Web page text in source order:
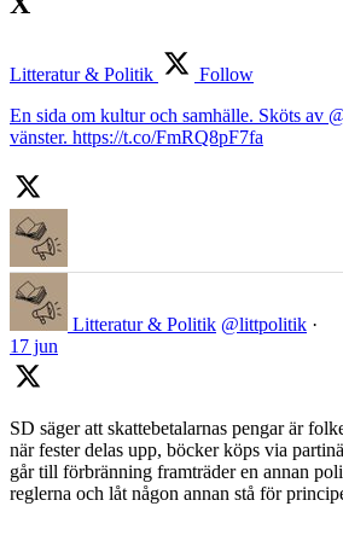
Litteratur & Politik
Follow
En sida om kultur och samhälle. Sköts av
vänster. https://t.co/FmRQ8pF7fa
Litteratur & Politik @littpolitik ·
17 jun
SD säger att skattebetalarnas pengar är
när fester delas upp, böcker köps via
går till förbränning framträder en annan
reglerna och låt någon annan stå för